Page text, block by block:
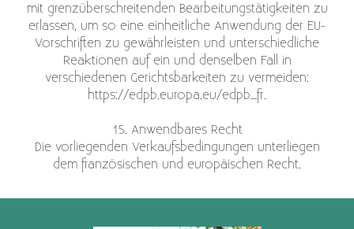
mit grenzüberschreitenden Bearbeitungstätigkeiten zu
erlassen, um so eine einheitliche Anwendung der EU-
Vorschriften zu gewährleisten und unterschiedliche
Reaktionen auf ein und denselben Fall in
verschiedenen Gerichtsbarkeiten zu vermeiden:
https://edpb.europa.eu/edpb_fr.
15. Anwendbares Recht
Die vorliegenden Verkaufsbedingungen unterliegen
dem französischen und europäischen Recht.